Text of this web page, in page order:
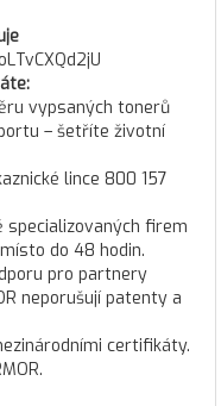
vypsaných tonerů
– šetříte životní
lince 800 157
specializovaných firem
do 48 hodin.
pro partnery
neporušují patenty a
certifikáty.